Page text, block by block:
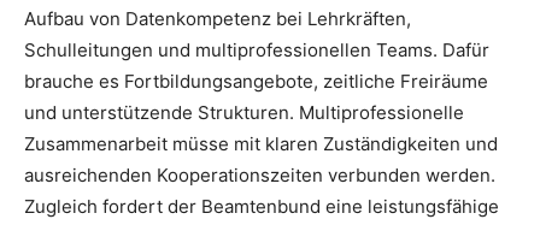
Aufbau von Datenkompetenz bei Lehrkräften,
Schulleitungen und multiprofessionellen Teams. Dafür
brauche es Fortbildungsangebote, zeitliche Freiräume
und unterstützende Strukturen. Multiprofessionelle
Zusammenarbeit müsse mit klaren Zuständigkeiten und
ausreichenden Kooperationszeiten verbunden werden.
Zugleich fordert der Beamtenbund eine leistungsfähige